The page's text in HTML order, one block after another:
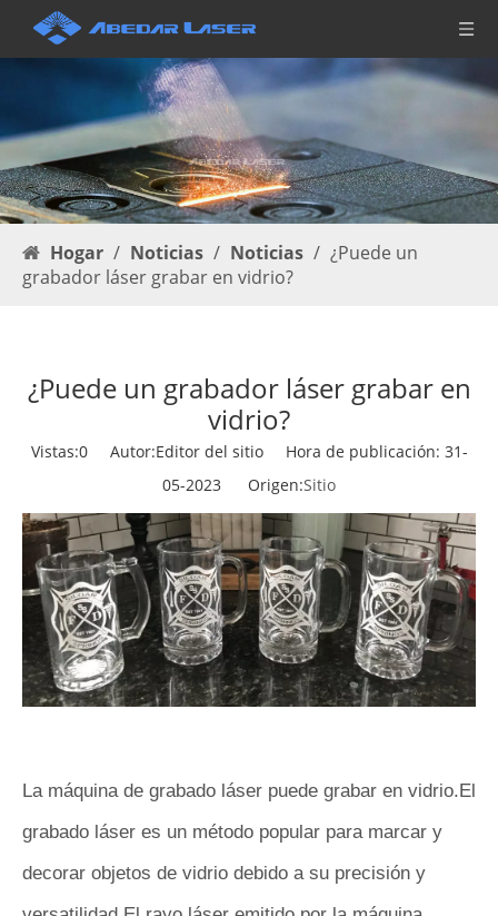
Hogar / Noticias / Noticias / ¿Puede un
grabador láser grabar en vidrio?
¿Puede un grabador láser grabar en
vidrio?
Vistas:0Autor:Editor del sitio Hora de publicación: 31-
05-2023 Origen:Sitio
La máquina de grabado láser puede grabar en vidrio.El
grabado láser es un método popular para marcar y
decorar objetos de vidrio debido a su precisión y